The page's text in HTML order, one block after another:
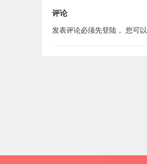
评论
发表评论必须先登陆， 您可以